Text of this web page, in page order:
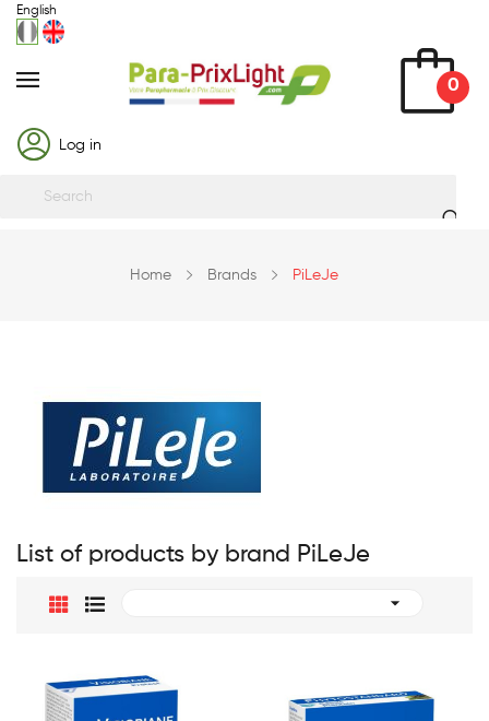
English
0
Log in
Home Brands PiLeJe
List of products by brand PiLeJe
